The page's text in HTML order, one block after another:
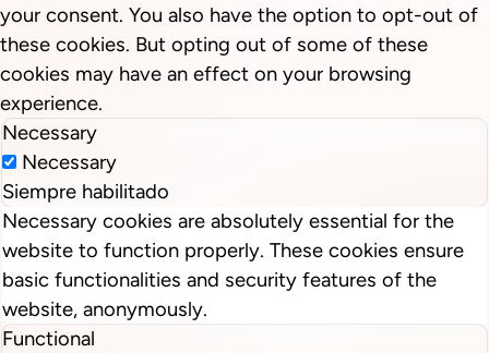
your consent. You also have the option to opt-out of
these cookies. But opting out of some of these
cookies may have an effect on your browsing
experience.
Necessary
Necessary
Siempre habilitado
Necessary cookies are absolutely essential for the
website to function properly. These cookies ensure
basic functionalities and security features of the
website, anonymously.
Functional